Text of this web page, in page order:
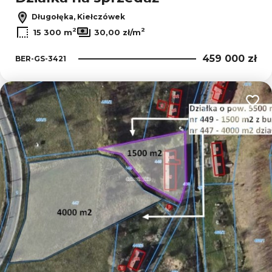
Długołęka, Kiełczówek
15 300 m2 30,00 zł/m2
BER-GS-3421 459 000 zł